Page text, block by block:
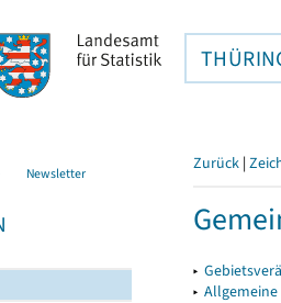
Newsletter Zurück |
▸
▸